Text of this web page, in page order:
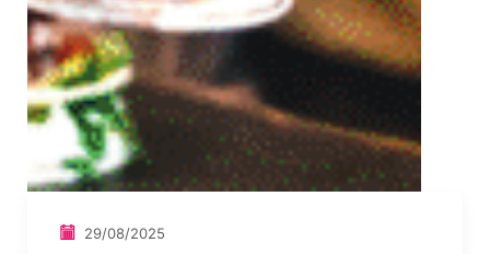
29/08/2025